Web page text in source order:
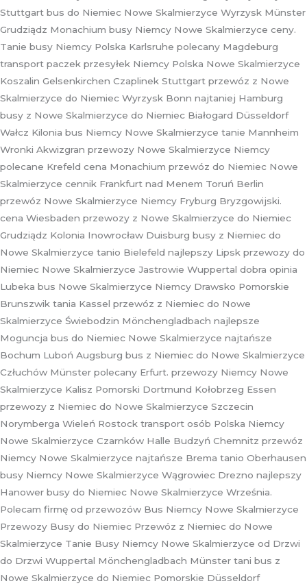
Stuttgart bus do Niemiec Nowe Skalmierzyce Wyrzysk Münster
Grudziądz Monachium busy Niemcy Nowe Skalmierzyce ceny.
Tanie busy Niemcy Polska Karlsruhe polecany Magdeburg
transport paczek przesyłek Niemcy Polska Nowe Skalmierzyce
Koszalin Gelsenkirchen Czaplinek Stuttgart przewóz z Nowe
Skalmierzyce do Niemiec Wyrzysk Bonn najtaniej Hamburg
busy z Nowe Skalmierzyce do Niemiec Białogard Düsseldorf
Wałcz Kilonia bus Niemcy Nowe Skalmierzyce tanie Mannheim
Wronki Akwizgran przewozy Nowe Skalmierzyce Niemcy
polecane Krefeld cena Monachium przewóz do Niemiec Nowe
Skalmierzyce cennik Frankfurt nad Menem Toruń Berlin
przewóz Nowe Skalmierzyce Niemcy Fryburg Bryzgowijski.
cena Wiesbaden przewozy z Nowe Skalmierzyce do Niemiec
Grudziądz Kolonia Inowrocław Duisburg busy z Niemiec do
Nowe Skalmierzyce tanio Bielefeld najlepszy Lipsk przewozy do
Niemiec Nowe Skalmierzyce Jastrowie Wuppertal dobra opinia
Lubeka bus Nowe Skalmierzyce Niemcy Drawsko Pomorskie
Brunszwik tania Kassel przewóz z Niemiec do Nowe
Skalmierzyce Świebodzin Mönchengladbach najlepsze
Moguncja bus do Niemiec Nowe Skalmierzyce najtańsze
Bochum Luboń Augsburg bus z Niemiec do Nowe Skalmierzyce
Człuchów Münster polecany Erfurt. przewozy Niemcy Nowe
Skalmierzyce Kalisz Pomorski Dortmund Kołobrzeg Essen
przewozy z Niemiec do Nowe Skalmierzyce Szczecin
Norymberga Wieleń Rostock transport osób Polska Niemcy
Nowe Skalmierzyce Czarnków Halle Budzyń Chemnitz przewóz
Niemcy Nowe Skalmierzyce najtańsze Brema tanio Oberhausen
busy Niemcy Nowe Skalmierzyce Wągrowiec Drezno najlepszy
Hanower busy do Niemiec Nowe Skalmierzyce Września.
Polecam firmę od przewozów Bus Niemcy Nowe Skalmierzyce
Przewozy Busy do Niemiec Przewóz z Niemiec do Nowe
Skalmierzyce Tanie Busy Niemcy Nowe Skalmierzyce od Drzwi
do Drzwi Wuppertal Mönchengladbach Münster tani bus z
Nowe Skalmierzyce do Niemiec Pomorskie Düsseldorf